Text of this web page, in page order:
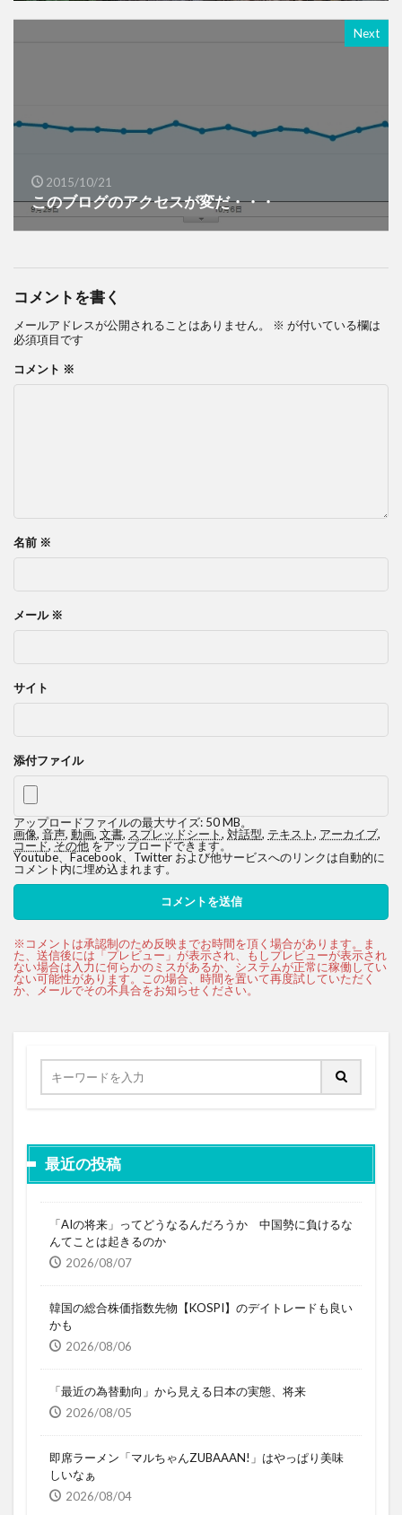
Next
2015/10/21
このブログのアクセスが変だ・・・
コメントを書く
メールアドレスが公開されることはありません。 ※ が付いている欄は
必須項目です
コメント ※
名前 ※
メール ※
サイト
添付ファイル
アップロードファイルの最大サイズ: 50 MB。
画像, 音声, 動画, 文書, スプレッドシート, 対話型, テキスト, アーカイブ,
コード,その他をアップロードできます。
Youtube、Facebook、Twitter および他サービスへのリンクは自動的に
コメント内に埋め込まれます。
最近の投稿
「AIの将来」ってどうなるんだろうか 中国勢に負けるな
んてことは起きるのか
2026/08/07
韓国の総合株価指数先物【KOSPI】のデイトレードも良い
かも
2026/08/06
「最近の為替動向」から見える日本の実態、将来
2026/08/05
即席ラーメン「マルちゃんZUBAAAN!」はやっぱり美味
しいなぁ
2026/08/04